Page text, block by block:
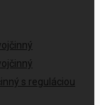
s reguláciou